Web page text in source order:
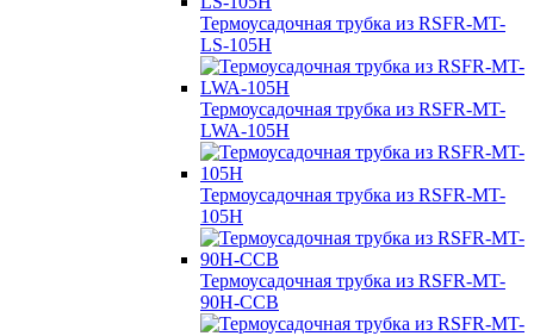
Термоусадочная трубка из RSFR-MT-
LS-105H
Термоусадочная трубка из RSFR-MT-
LWA-105H
Термоусадочная трубка из RSFR-MT-
105H
Термоусадочная трубка из RSFR-MT-
90H-CCB